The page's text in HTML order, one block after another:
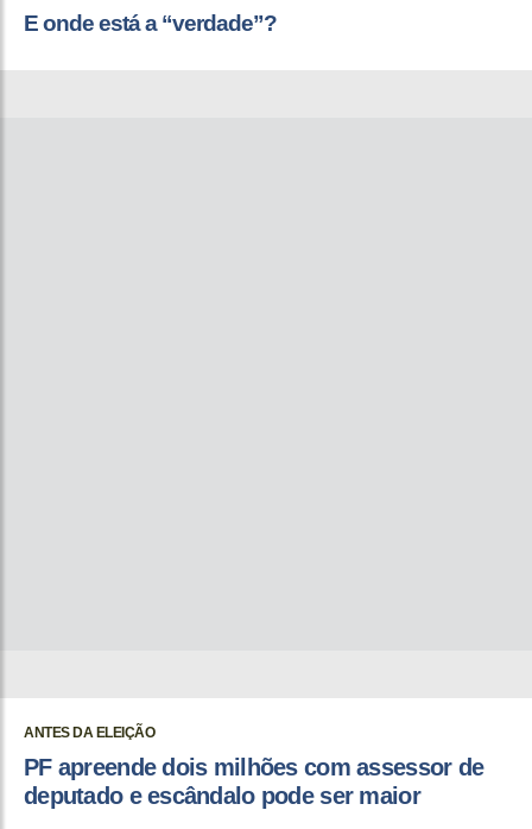
E onde está a “verdade”?
ANTES DA ELEIÇÃO
PF apreende dois milhões com assessor de
deputado e escândalo pode ser maior